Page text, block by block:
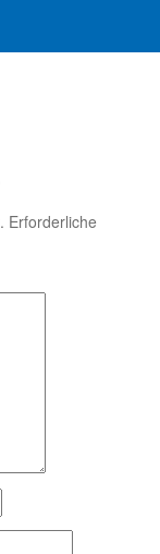
Erforderliche